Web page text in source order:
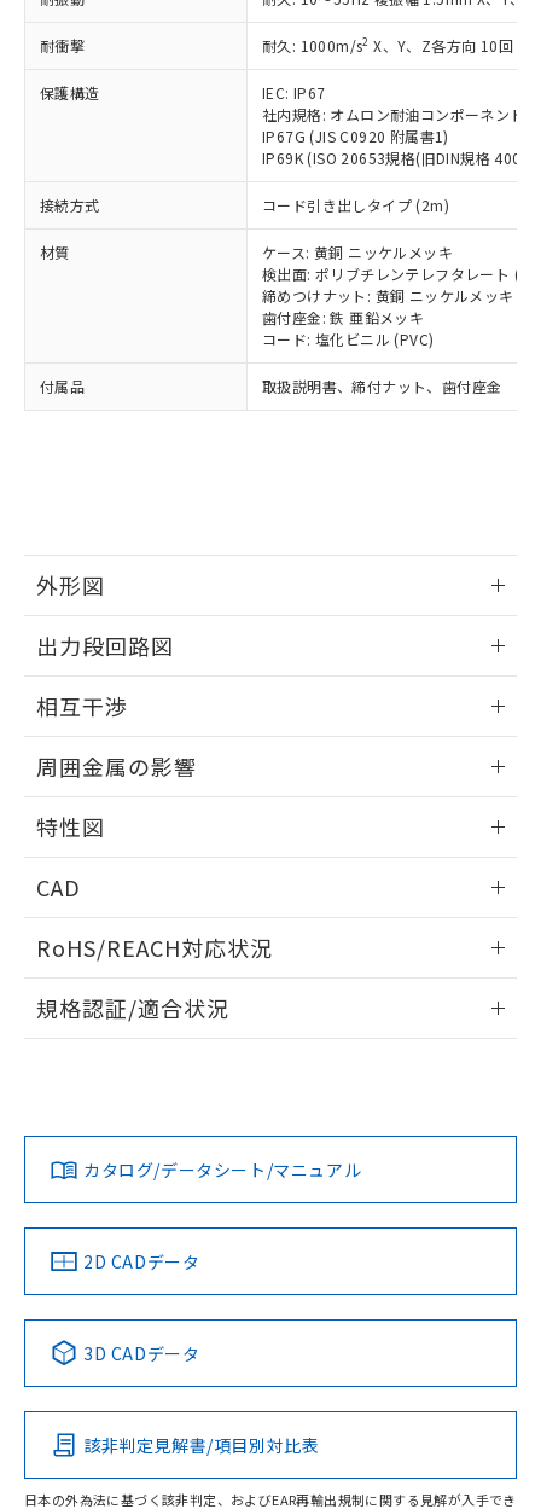
耐衝撃 耐久: 1000m/s2 X、Y、Z各方向 10回
保護構造
IEC: IP67
社内規格: オムロン耐油コンポーネント
IP67G (JIS C0920 附属書1)
IP69K (ISO 20653規格(旧DIN規格
接続方式 コード引き出しタイプ (2m)
材質
ケース: 黄銅 ニッケルメッキ
検出面: ポリブチレンテレフタレート
締めつけナット: 黄銅 ニッケルメッキ
歯付座金: 鉄 亜鉛メッキ
コード: 塩化ビニル (PVC)
付属品 取扱説明書、締付ナット、歯付座金
外形図
外形図
出力段回路図
出力段回路図
タイムチャート
相互干渉
相互干渉
A: 50mm以上、B: 35mm以上
周囲金属の影響
周囲金属の影響
上、n: 27mm以上
特性図
検出物体の大きさと材質による影響
検出領域
CAD
ドすることができます。
ログイン/会員登録
ダウンロードデータをご利用いただく前に、以下を必ずお読
みください。
ソフトウェアの使用条件
RoHS/REACH対応状況
EU RoHS 注意事項・凡例
対応済み
中国 RoHS 注意事項・凡例
Pb Hg Cd Cr(VI)
O
規格認証/適合状況
LR型式承認
（イギリス
船舶規格）
DNV型式承認
（ノルウェー
BV型式承認
（フランス
KR型式
（韓国
No No No No
この製品の規格認証/適合状況ページへ
その他の認証はこちらのページからご検索ください
カタログ/データシート/マニュアル
2D CADデータ
3D CADデータ
該非判定見解書/項目別対比表
日本の外為法に基づく該非判定、およびEAR再輸出規制に関する見解が入手でき
タに基づき作成されるものであり、閲
覧された時点での実際の在庫および標
準価格とは異なる場合があることをご
了承ください。
正式な納期状況および標準価格はお客
様のお取引先、またはお客様担当のオ
ムロン制御機器販売店・当社販売員に
ご相談ください。
オムロン制御機器販売店や当社販売拠
販売ネットワーク
」をご確認
在庫状況および標準価格結果を当社の
事前の承諾なく第三者に漏洩または開
示しないようお願いします。
マイパーツ機能（部品リスト作成サー
ビス）をご利用いただくには、I-Web
メンバーズにご登録されている必要が
※当社の共同利用者とは、"個人情報
の共同利用に関して"
用者の範囲」に記載されている法人を
鉛(Pb) 1000ppm以下、 水銀(Hg) 1000ppm以下、 カド
ミウム(Cd) 100ppm以下、
六価クロム(Cr(Ⅵ)) 1000ppm以下、ポリ臭化ビフェニル
類(PBB) 1000ppm以下、ポリ臭化ジフェニルエーテル類
(PBDE) 1000ppm以下、フタル酸ビス(2-エチルヘキシ
ル) (DEHP)(別名：DOP) 1000ppm以下、フタル酸ブチ
ルベンジル（BBP） 1000ppm以下、フタル酸ジブチル
（DBP） 1000ppm以下、フタル酸ジイソブチル
但し、RoHS指令で産業用監視および制御機器に対する
適用除外項目は除く。
フタル酸エステル類の４物質については閾値を超える意
図的な使用がないことを確認しています。
部品在庫の切り替え状況などにより、予定
月が前後することがあります。
とができます。
EU RoHS指令（10物質）の非含有証明書
51物質の非含有証明書（当社基準）
※本証明書は発行日時点で非含有を証明す
ものではありません。
また、RoHS指令のフタル酸エステル類４
物質の対応では、対応完了までの期間は出
欄に対応日を記載しておりました。
既に当社にて対応品への在庫切替を完了
していることから、特段のことがない限
す。
*中国RoHS10物質の基準値 (GB/T26572)：
Pb(鉛) :1000ppm、 Hg(水銀) : 1000ppm、 Cd(カドミウ
Cr(Ⅵ)(六価クロム) : 1000ppm、 PBBs(ポリ臭化ビフェ
ニル類) : 1000ppm、 PBDEs(ポリ臭化ジフェニルエーテ
DBP(フタル酸ジブチル) : 1000ppm、 DIBP(フタル酸ジ
イソブチル) : 1000ppm、 BBP(フタル酸ブチルベンジ
DEHP(フタル酸ビス(2-エチルヘキシル)) : 1000ppm
※2 環境保護使用期限
「ｅ」：有害物質（10物質）のすべてが基
準値以下であることを示します。
「10」：通常の使用状況下において有害物
質が外部に漏えいし、環境に深刻な影響を
及ぼさない年数を意味します。
または国外への提供する場合は、日本
国政府の輸出許可(または役務取引許
可)を取得するなどの必要な手続きを
当社は規制貨物を破棄する場合は、完
全に破砕するなど、違法に輸出されな
いよう必要な手段を講じます。
当社は貴社製品を、核兵器、ミサイ
ル、化学兵器、生物兵器またはその他
武器並びにこれらの製造装置等に一切
使用いたしません。
当社は、貴社製品を第三者に販売する
場合は、上記1、2および3の内容を当
該第三者に通知します。また当社は、
販売先および販売に係わる関係者が違
法に輸出するおそれがある場合は、取
り引きをいたしません。
一定数以上の在庫あり
一定数には満たないが在庫あり
在庫なし(最新の在庫状況につ
いては、お客様のお取引先、ま
たはお客様担当のオムロン制御
機器販売店・当社販売員にご確
認ください)
受注生産機種、また在庫状況の
情報を公開していない機種